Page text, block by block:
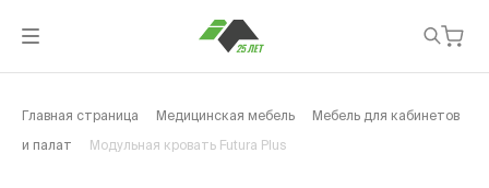
Главная страница Медицинская мебель Мебель для кабинетов
и палат Модульная кровать Futura Plus